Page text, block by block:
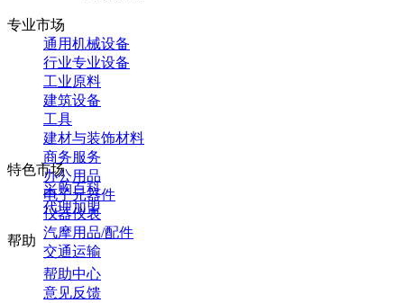
专业市场
通用机械设备
行业专业设备
工业原料
建筑设备
工具
建材与装饰材料
商务服务
办公用品
电子元器件
仪器仪表
汽摩用品/配件
交通运输
特色市场
采购百科
代理加盟
帮助
帮助中心
意见反馈